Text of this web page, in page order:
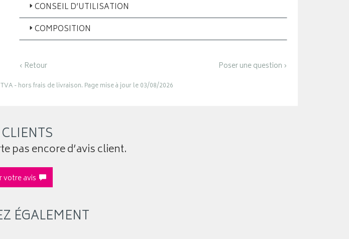
CONSEIL D’UTILISATION
COMPOSITION
‹ Retour Poser une question ›
- hors frais de livraison. Page mise à jour le 03/08/2026
pas encore d’avis client.
votre avis
ÉGALEMENT